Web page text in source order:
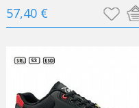
57,40 €